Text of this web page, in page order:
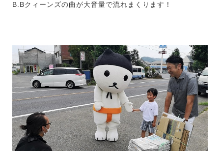
B.Bクィーンズの曲が大音量で流れまくります！